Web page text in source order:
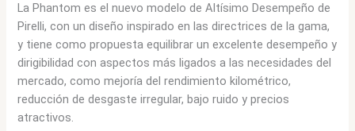
La Phantom es el nuevo modelo de Altísimo Desempeño de
Pirelli, con un diseño inspirado en las directrices de la gama,
y tiene como propuesta equilibrar un excelente desempeño y
dirigibilidad con aspectos más ligados a las necesidades del
mercado, como mejoría del rendimiento kilométrico,
reducción de desgaste irregular, bajo ruido y precios
atractivos.